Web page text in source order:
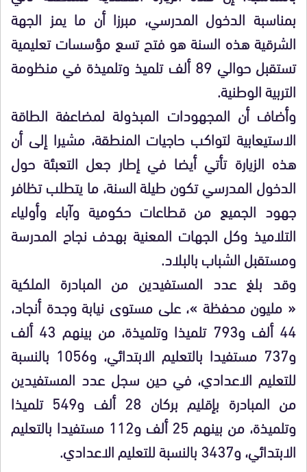
بمناسبة الدخول المدرسي، مبرزا أن ما يمز الجهة
الشرقية هذه السنة هو فتح تسع مؤسسات تعليمية
تستقبل حوالي 89 ألف تلميذ وتلميذة في منظومة
التربية الوطنية.
وأضاف أن المجهودات المبذولة لمضاعفة الطاقة
الاستيعابية لتواكب حاجيات المنطقة، مشيرا إلى أن
هذه الزيارة تأتي أيضا في إطار جعل التعبئة حول
الدخول المدرسي تكون طيلة السنة، ما يتطلب تظافر
جهود الجميع من قطاعات حكومية وآباء وأولياء
التلاميذ وكل الجهات المعنية بهدف نجاح المدرسة
ومستقبل الشباب بالبلاد.
وقد بلغ عدد المستفيدين من المبادرة الملكية
« مليون محفظة »، على مستوى نيابة وجدة أنجاد،
44 ألف و793 تلميذا وتلميذة، من بينهم 43 ألف
و737 مستفيدا بالتعليم الابتدائي، و1056 بالنسبة
للتعليم الاعدادي، في حين سجل عدد المستفيدين
من المبادرة بإقليم بركان 28 ألف و549 تلميذا
وتلميذة، من بينهم 25 ألف و112 مستفيدا بالتعليم
الابتدائي، و3437 بالنسبة للتعليم الاعدادي.